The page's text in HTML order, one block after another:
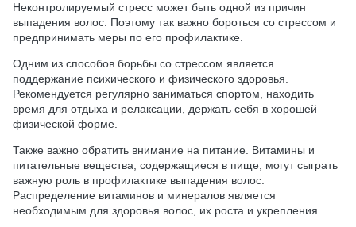
Неконтролируемый стресс может быть одной из причин
выпадения волос. Поэтому так важно бороться со стрессом и
предпринимать меры по его профилактике.
Одним из способов борьбы со стрессом является
поддержание психического и физического здоровья.
Рекомендуется регулярно заниматься спортом, находить
время для отдыха и релаксации, держать себя в хорошей
физической форме.
Также важно обратить внимание на питание. Витамины и
питательные вещества, содержащиеся в пище, могут сыграть
важную роль в профилактике выпадения волос.
Распределение витаминов и минералов является
необходимым для здоровья волос, их роста и укрепления.